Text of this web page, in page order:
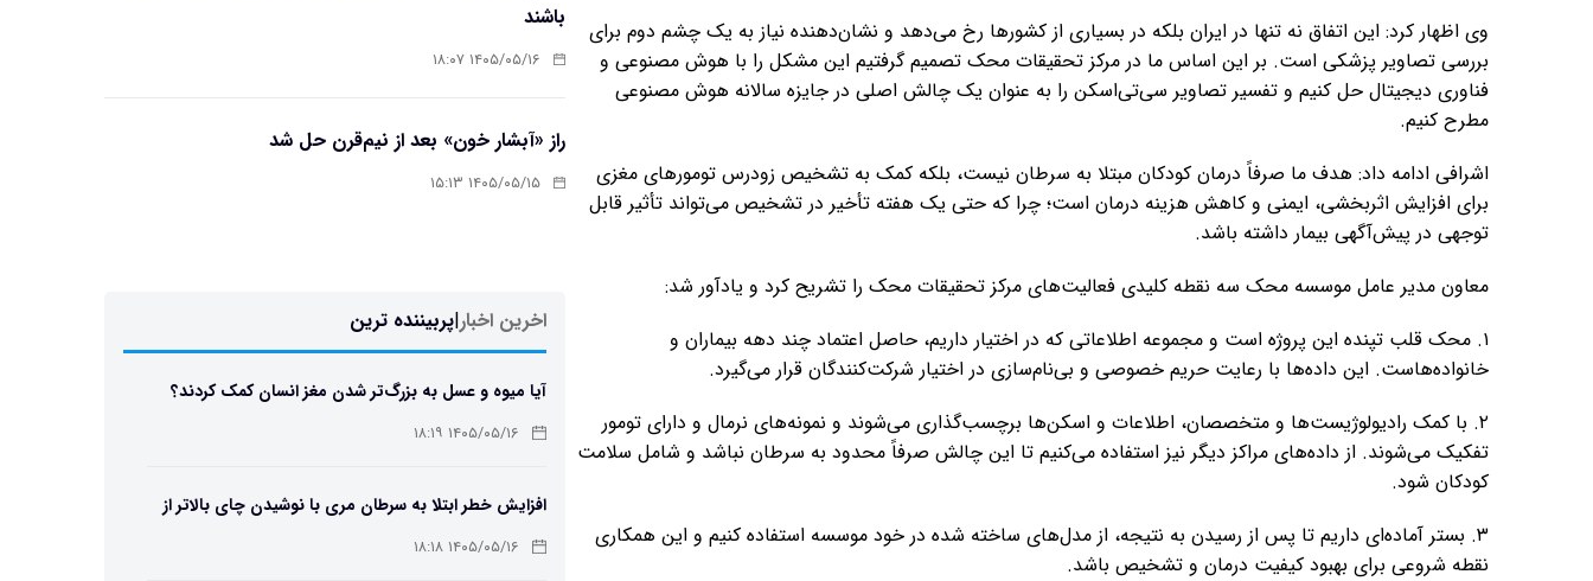
وی اظهار کرد: این اتفاق نه تنها در ایران بلکه در بسیاری از کشورها رخ می‌دهد و نشان‌دهنده نیاز به یک چشم دوم برای
بررسی تصاویر پزشکی است. بر این اساس ما در مرکز تحقیقات محک تصمیم گرفتیم این مشکل را با هوش مصنوعی و
فناوری دیجیتال حل کنیم و تفسیر تصاویر سی‌تی‌اسکن را به عنوان یک چالش اصلی در جایزه سالانه هوش مصنوعی
مطرح کنیم.
اشرافی ادامه داد: هدف ما صرفاً درمان کودکان مبتلا به سرطان نیست، بلکه کمک به تشخیص زودرس تومورهای مغزی
برای افزایش اثربخشی، ایمنی و کاهش هزینه درمان است؛ چرا که حتی یک هفته تأخیر در تشخیص می‌تواند تأثیر قابل
توجهی در پیش‌آگهی بیمار داشته باشد.
معاون مدیر عامل موسسه محک سه نقطه کلیدی فعالیت‌های مرکز تحقیقات محک را تشریح کرد و یادآور شد:
۱. محک قلب تپنده این پروژه است و مجموعه اطلاعاتی که در اختیار داریم، حاصل اعتماد چند دهه بیماران و
خانواده‌هاست. این داده‌ها با رعایت حریم خصوصی و بی‌نام‌سازی در اختیار شرکت‌کنندگان قرار می‌گیرد.
۲. با کمک رادیولوژیست‌ها و متخصصان، اطلاعات و اسکن‌ها برچسب‌گذاری می‌شوند و نمونه‌های نرمال و دارای تومور
تفکیک می‌شوند. از داده‌های مراکز دیگر نیز استفاده می‌کنیم تا این چالش صرفاً محدود به سرطان نباشد و شامل سلامت
کودکان شود.
۳. بستر آماده‌ای داریم تا پس از رسیدن به نتیجه، از مدل‌های ساخته شده در خود موسسه استفاده کنیم و این همکاری
نقطه شروعی برای بهبود کیفیت درمان و تشخیص باشد.
باشند
۱۴۰۵/۰۵/۱۶ ۱۸:۰۷
راز «آبشار خون» بعد از نیم‌قرن حل شد
۱۴۰۵/۰۵/۱۵ ۱۵:۱۳
اخرین اخبار|پربیننده ترین
آیا میوه و عسل به بزرگ‌تر شدن مغز انسان کمک کردند؟
۱۴۰۵/۰۵/۱۶ ۱۸:۱۹
افزایش خطر ابتلا به سرطان مری با نوشیدن چای بالاتر از
دمای ۶۵ درجه۱۴۰۵/۰۵/۱۶ ۱۸:۱۸